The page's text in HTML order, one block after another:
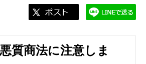
質商法に注意しま